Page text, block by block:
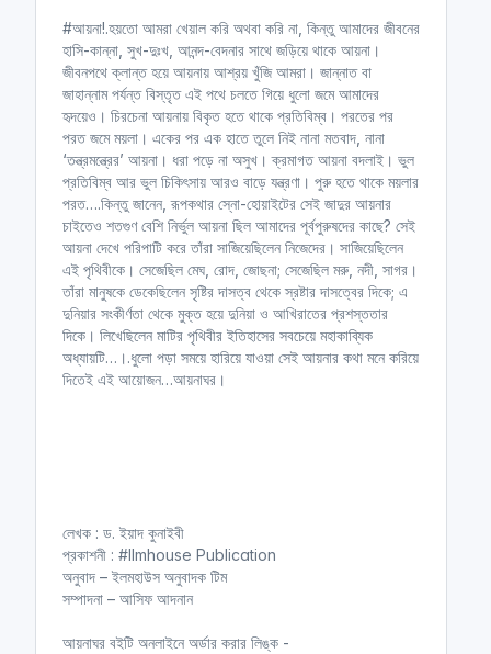
g
s
r
e
e
n
#আয়না!.হয়তো আমরা খেয়াল করি অথবা করি না, কিন্তু আমাদের জীবনের
হাসি-কান্না, সুখ-দুঃখ, আনন্দ-বেদনার সাথে জড়িয়ে থাকে আয়না।
জীবনপথে ক্লান্ত হয়ে আয়নায় আশ্রয় খুঁজি আমরা। জান্নাত বা
জাহান্নাম পর্যন্ত বিস্তৃত এই পথে চলতে গিয়ে ধুলো জমে আমাদের
হৃদয়েও। চিরচেনা আয়নায় বিকৃত হতে থাকে প্রতিবিম্ব। পরতের পর
পরত জমে ময়লা। একের পর এক হাতে তুলে নিই নানা মতবাদ, নানা
‘তন্ত্রমন্ত্রের’ আয়না। ধরা পড়ে না অসুখ। ক্রমাগত আয়না বদলাই। ভুল
প্রতিবিম্ব আর ভুল চিকিৎসায় আরও বাড়ে যন্ত্রণা। পুরু হতে থাকে ময়লার
পরত….কিন্তু জানেন, রূপকথার স্নো-হোয়াইটের সেই জাদুর আয়নার
চাইতেও শতগুণ বেশি নির্ভুল আয়না ছিল আমাদের পূর্বপুরুষদের কাছে? সেই
আয়না দেখে পরিপাটি করে তাঁরা সাজিয়েছিলেন নিজেদের। সাজিয়েছিলেন
এই পৃথিবীকে। সেজেছিল মেঘ, রোদ, জোছনা; সেজেছিল মরু, নদী, সাগর।
তাঁরা মানুষকে ডেকেছিলেন সৃষ্টির দাসত্ব থেকে স্রষ্টার দাসত্বের দিকে; এ
দুনিয়ার সংকীর্ণতা থেকে মুক্ত হয়ে দুনিয়া ও আখিরাতের প্রশস্ততার
দিকে। লিখেছিলেন মাটির পৃথিবীর ইতিহাসের সবচেয়ে মহাকাব্যিক
অধ্যায়টি…।.ধুলো পড়া সময়ে হারিয়ে যাওয়া সেই আয়নার কথা মনে করিয়ে
দিতেই এই আয়োজন…আয়নাঘর।
লেখক : ড. ইয়াদ কুনাইবী
প্রকাশনী : #Ilmhouse Publication
অনুবাদ – ইলমহাউস অনুবাদক টিম
সম্পাদনা – আসিফ আদনান
আয়নাঘর বইটি অনলাইনে অর্ডার করার লিঙ্ক -